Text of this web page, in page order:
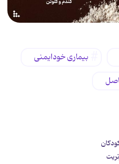
بیماری خودایمنی